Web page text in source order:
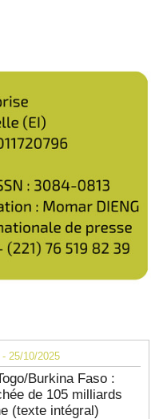
- 25/10/2025
Burkina Faso :
de 105 milliards
(texte intégral)